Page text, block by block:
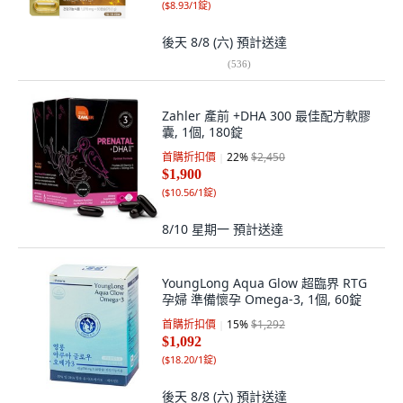
($8.93/1錠)
後天 8/8 (六) 預計送達
(536)
Zahler 產前 +DHA 300 最佳配方軟膠
囊, 1個, 180錠
首購折扣價 22%$2,450
$1,900
($10.56/1錠)
8/10 星期一 預計送達
YoungLong Aqua Glow 超臨界 RTG
孕婦 準備懷孕 Omega-3, 1個, 60錠
首購折扣價 15%$1,292
$1,092
($18.20/1錠)
後天 8/8 (六) 預計送達